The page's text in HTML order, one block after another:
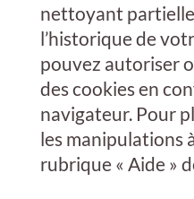
nettoyant
l’historique de
pouvez autoriser
des cookies en
navigateur. Pour
les manipulations
rubrique « Aide »